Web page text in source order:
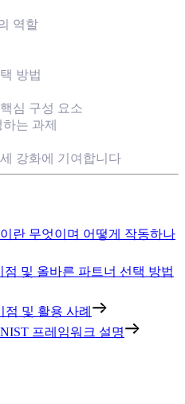
역할
방법
심 구성 요소
는 과제
강화에 기여합니다
란 무엇이며 어떻게 작동하나
점 및 올바른 파트너 선택 방법
점 및 활용 사례
프레임워크 설명